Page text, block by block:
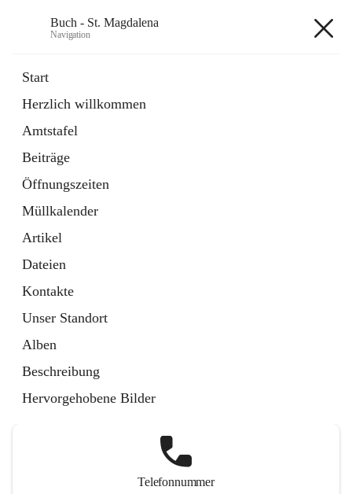
Buch - St. Magdalena
Navigation
Start
Herzlich willkommen
Amtstafel
Beiträge
Öffnungszeiten
Müllkalender
Artikel
Dateien
Kontakte
Unser Standort
Alben
Beschreibung
Hervorgehobene Bilder
11 Schnellzugriffe
Bürgerservice
10 Schnellzugriffe
Telefonnummer